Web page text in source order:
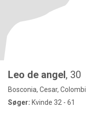
Leo de angel, 30
Bosconia, Cesar,
Søger: Kvinde 32 - 61